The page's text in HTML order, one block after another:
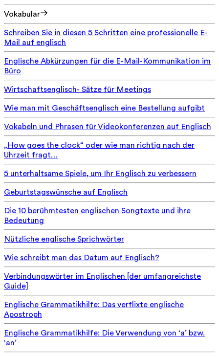
Vokabular
Schreiben Sie in diesen 5 Schritten eine professionelle E-
Mail auf englisch
Englische Abkürzungen für die E-Mail-Kommunikation im
Büro
Wirtschaftsenglisch- Sätze für Meetings
Wie man mit Geschäftsenglisch eine Bestellung aufgibt
Vokabeln und Phrasen für Videokonferenzen auf Englisch
„How goes the clock“ oder wie man richtig nach der
Uhrzeit fragt…
5 unterhaltsame Spiele, um Ihr Englisch zu verbessern
Geburtstagswünsche auf Englisch
Die 10 berühmtesten englischen Songtexte und ihre
Bedeutung
Nützliche englische Sprichwörter
Wie schreibt man das Datum auf Englisch?
Verbindungswörter im Englischen [der umfangreichste
Guide]
Englische Grammatikhilfe: Das verflixte englische
Apostroph
Englische Grammatikhilfe: Die Verwendung von ‘a’ bzw.
‘an’